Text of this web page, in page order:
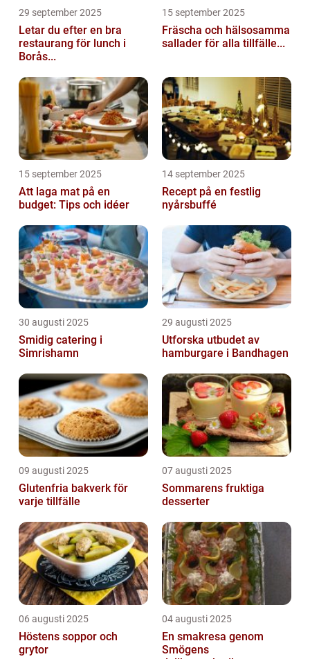
29 september 2025
Letar du efter en bra
restaurang för lunch i
Borås...
15 september 2025
Fräscha och hälsosamma
sallader för alla tillfälle...
15 september 2025
Att laga mat på en
budget: Tips och idéer
14 september 2025
Recept på en festlig
nyårsbuffé
30 augusti 2025
Smidig catering i
Simrishamn
29 augusti 2025
Utforska utbudet av
hamburgare i Bandhagen
09 augusti 2025
Glutenfria bakverk för
varje tillfälle
07 augusti 2025
Sommarens fruktiga
desserter
06 augusti 2025
Höstens soppor och
grytor
04 augusti 2025
En smakresa genom
Smögens